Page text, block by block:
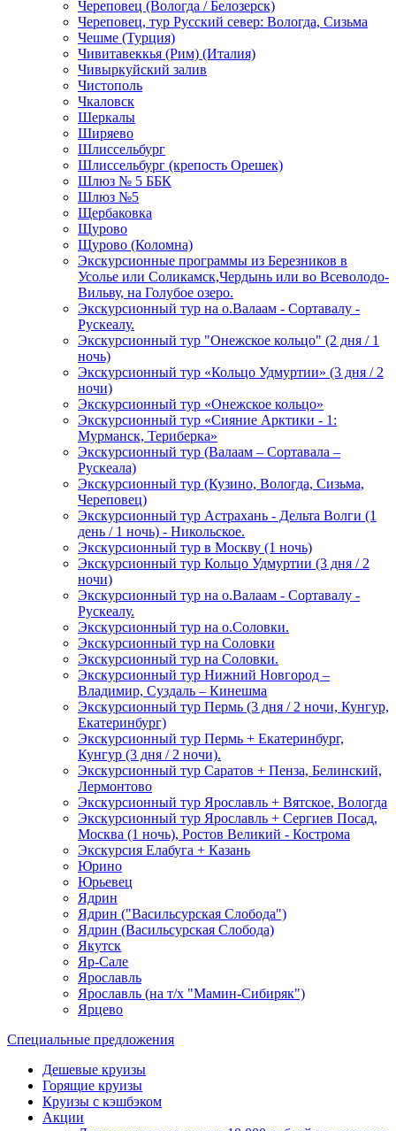
Череповец (Вологда / Белозерск)
Череповец, тур Русский север: Вологда, Сизьма
Чешме (Турция)
Чивитавеккья (Рим) (Италия)
Чивыркуйский залив
Чистополь
Чкаловск
Шеркалы
Ширяево
Шлиссельбург
Шлиссельбург (крепость Орешек)
Шлюз № 5 ББК
Шлюз №5
Щербаковка
Щурово
Щурово (Коломна)
Экскурсионные программы из Березников в
Усолье или Соликамск,Чердынь или во Всеволодо-
Вильву, на Голубое озеро.
Экскурсионный тур на о.Валаам - Сортавалу -
Рускеалу.
Экскурсионный тур "Онежское кольцо" (2 дня / 1
ночь)
Экскурсионный тур «Кольцо Удмуртии» (3 дня / 2
ночи)
Экскурсионный тур «Онежское кольцо»
Экскурсионный тур «Сияние Арктики - 1:
Мурманск, Териберка»
Экскурсионный тур (Валаам – Сортавала –
Рускеала)
Экскурсионный тур (Кузино, Вологда, Сизьма,
Череповец)
Экскурсионный тур Астрахань - Дельта Волги (1
день / 1 ночь) - Никольское.
Экскурсионный тур в Москву (1 ночь)
Экскурсионный тур Кольцо Удмуртии (3 дня / 2
ночи)
Экскурсионный тур на о.Валаам - Сортавалу -
Рускеалу.
Экскурсионный тур на о.Соловки.
Экскурсионный тур на Соловки
Экскурсионный тур на Соловки.
Экскурсионный тур Нижний Новгород –
Владимир, Суздаль – Кинешма
Экскурсионный тур Пермь (3 дня / 2 ночи, Кунгур,
Екатеринбург)
Экскурсионный тур Пермь + Екатеринбург,
Кунгур (3 дня / 2 ночи).
Экскурсионный тур Саратов + Пенза, Белинский,
Лермонтово
Экскурсионный тур Ярославль + Вятское, Вологда
Экскурсионный тур Ярославль + Сергиев Посад,
Москва (1 ночь), Ростов Великий - Кострома
Экскурсия Елабуга + Казань
Юрино
Юрьевец
Ядрин
Ядрин ("Васильсурская Слобода")
Ядрин (Васильсурская Слобода)
Якутск
Яр-Сале
Ярославль
Ярославль (на т/х "Мамин-Сибиряк")
Ярцево
Специальные предложения
Дешевые круизы
Горящие круизы
Круизы с кэшбэком
Акции